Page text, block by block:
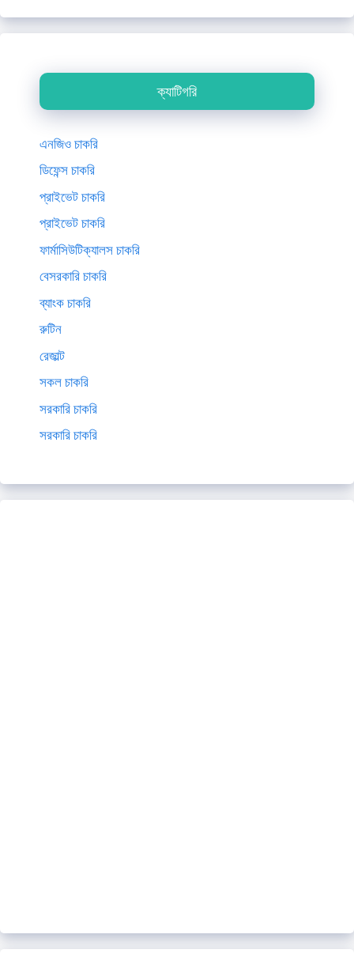
ক্যাটিগরি
এনজিও চাকরি
ডিফেন্স চাকরি
প্রাইভেট চাকরি
প্রাইভেট চাকরি
ফার্মাসিউটিক্যালস চাকরি
বেসরকারি চাকরি
ব্যাংক চাকরি
রুটিন
রেজাল্ট
সকল চাকরি
সরকারি চাকরি
সরকারি চাকরি